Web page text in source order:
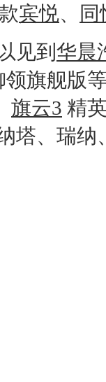
宾悦、
同
见到 华晨
旗舰版
旗云3 精
塔、 瑞纳